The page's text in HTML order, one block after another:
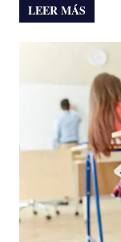
LEER MÁS